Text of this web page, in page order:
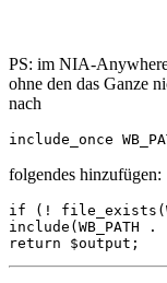
PS: im NIA-
ohne den das Ganze
nach
include_once
folgendes hinzufügen:
if (!
return $output;